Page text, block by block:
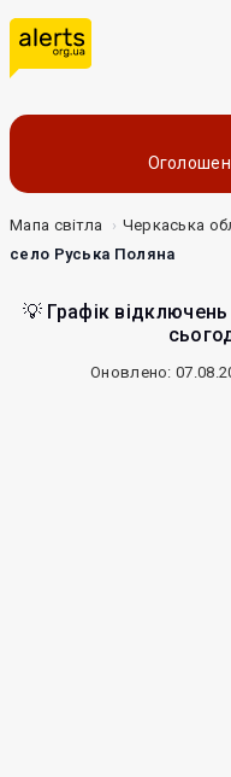
Мапа світла Черкаська
село Руська Поляна
💡 Графік
Оновлено: